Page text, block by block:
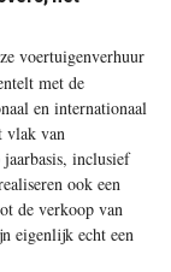
voertuigenverhuur
met de
en internationaal
vlak van
inclusief
ook een
de verkoop van
eigenlijk echt een